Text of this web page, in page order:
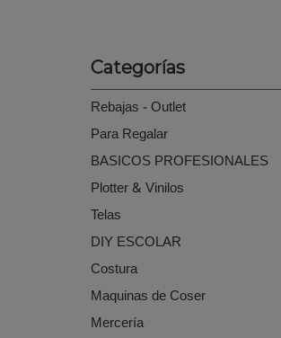
Categorías
Rebajas - Outlet
Para Regalar
BASICOS PROFESIONALES
Plotter & Vinilos
Telas
DIY ESCOLAR
Costura
Maquinas de Coser
Mercería